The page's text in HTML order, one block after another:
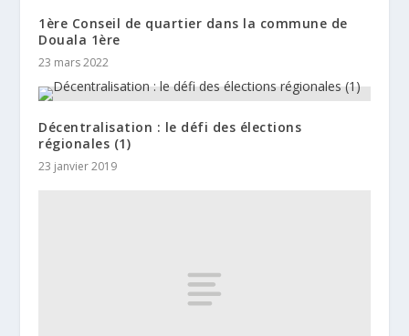
1ère Conseil de quartier dans la commune de
Douala 1ère
23 mars 2022
Décentralisation : le défi des élections
régionales (1)
23 janvier 2019